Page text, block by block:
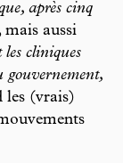
après cinq
mais aussi
les cliniques
gouvernement,
les (vrais)